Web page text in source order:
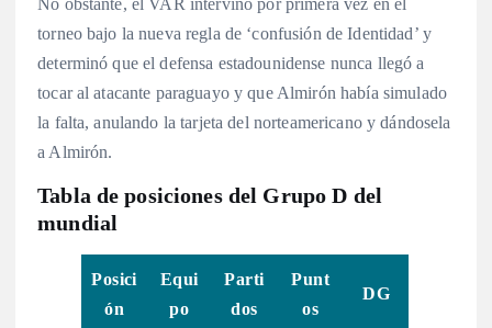
torneo bajo la nueva regla de ‘confusión de Identidad’ y
determinó que el defensa estadounidense nunca llegó a
tocar al atacante paraguayo y que Almirón había simulado
la falta, anulando la tarjeta del norteamericano y dándosela
a Almirón.
Tabla de posiciones del Grupo D del
mundial
Posici
ón
Equi
po
Parti
dos
Punt
os
DG